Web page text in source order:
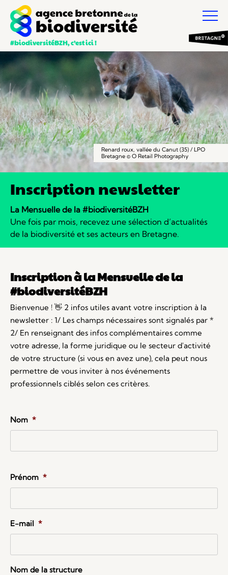
#biodiversitéBZH, c’est ici !
Renard roux, vallée du Canut (35) / LPO
Bretagne © O Retail Photography
Inscription newsletter
La Mensuelle de la #biodiversitéBZH
Une fois par mois, recevez une sélection d’actualités
de la biodiversité et ses acteurs en Bretagne.
Inscription à la Mensuelle de la
#biodiversitéBZH
Bienvenue ! 👋 2 infos utiles avant votre inscription à la
newsletter : 1/ Les champs nécessaires sont signalés par *
2/ En renseignant des infos complémentaires comme
votre adresse, la forme juridique ou le secteur d'activité
de votre structure (si vous en avez une), cela peut nous
permettre de vous inviter à nos événements
professionnels ciblés selon ces critères.
Nom *
Prénom *
E-mail *
Nom de la structure